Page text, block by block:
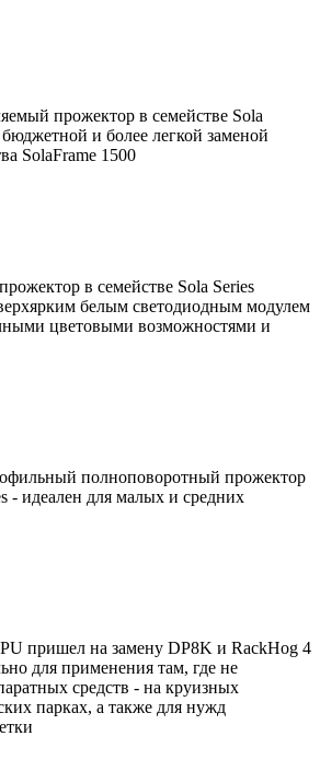
прожектор в семействе Sola
бюджетной и более легкой заменой
SolaFrame 1500
в семействе Sola Series
белым светодиодным модулем
цветовыми возможностями и
полноповоротный прожектор
- идеален для малых и средних
пришел на замену DP8K и RackHog 4
для применения там, где не
средств - на круизных
парках, а также для нужд